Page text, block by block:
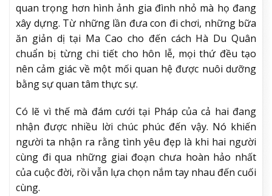
quan trọng hơn hình ảnh gia đình nhỏ mà họ đang
xây dựng. Từ những lần đưa con đi chơi, những bữa
ăn giản dị tại Ma Cao cho đến cách Hà Du Quân
chuẩn bị từng chi tiết cho hôn lễ, mọi thứ đều tạo
nên cảm giác về một mối quan hệ được nuôi dưỡng
bằng sự quan tâm thực sự.
Có lẽ vì thế mà đám cưới tại Pháp của cả hai đang
nhận được nhiều lời chúc phúc đến vậy. Nó khiến
người ta nhận ra rằng tình yêu đẹp là khi hai người
cùng đi qua những giai đoạn chưa hoàn hảo nhất
của cuộc đời, rồi vẫn lựa chọn nắm tay nhau đến cuối
cùng.